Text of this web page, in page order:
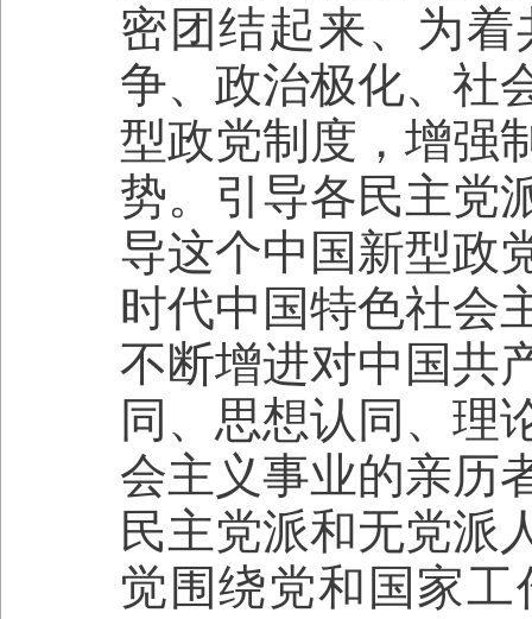
密团结起来、为
争、政治极化、社
型政党制度，增强
势。引导各民主党
导这个中国新型政
时代中国特色社会
不断增进对中国共
同、思想认同、理
会主义事业的亲历
民主党派和无党派
觉围绕党和国家